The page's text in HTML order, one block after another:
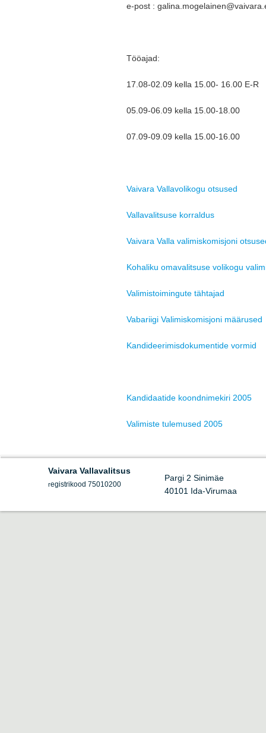
e-post :
Tööajad:
17.08-02.09 kella 15.00- 16.00 E-R
05.09-06.09 kella 15.00-18.00
07.09-09.09 kella 15.00-16.00
Vaivara Vallavolikogu otsused
Vallavalitsuse korraldus
Vaivara Valla valimiskomisjoni
Kohaliku omavalitsuse volikogu
Valimistoimingute tähtajad
Vabariigi Valimiskomisjoni määrused
Kandideerimisdokumentide vormid
Kandidaatide koondnimekiri 2005
Valimiste tulemused 2005
Vaivara Vallavalitsus
registrikood 75010200
Pargi 2 Sinimäe
40101 Ida-Virumaa